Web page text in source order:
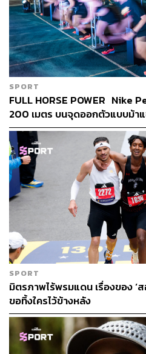
เวลาที่มือต้องออกแรง
Must Have:
รองเท้า– เลือกรองเท้าให้ถูกสน
รองเท้าวิ่งถนนไปวิ่งเทรล เพรา
พื้นขนาดนั้น จะเป็นอันตรายแก่นั
เทรกกิ้งโพล
– ตัวช่วยเวลาขึ้นล
ตลอดทาง อย่าลืมว่ากำลังหลักอ
ไฟติดหัว– เทรลบางระยะอาจเริ่
ดังนั้นไฟติดหัวสำคัญมาก ความ
ปลอดภัยของนักวิ่ง
SPORT
FULL HORSE POWER Nike
200 เมตร บนจุดออกตัวแบบม้า
SPORT
มิตรภาพไร้พรมแดน เรื่องของ ‘
ขอทิ้งใครไว้ข้างหลัง